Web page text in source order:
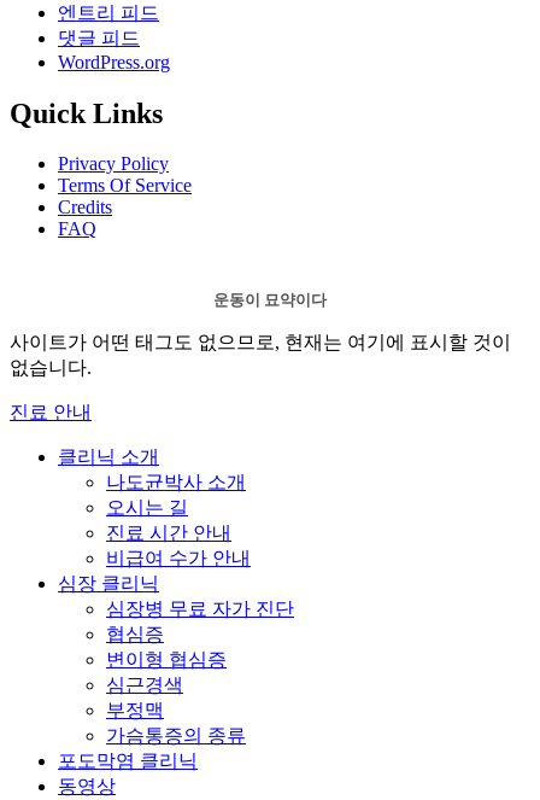
엔트리 피드
댓글 피드
WordPress.org
Quick Links
Privacy Policy
Terms Of Service
Credits
FAQ
운동이 묘약이다
사이트가 어떤 태그도 없으므로, 현재는 여기에 표시할 것이
없습니다.
진료 안내
클리닉 소개
나도균박사 소개
오시는 길
진료 시간 안내
비급여 수가 안내
심장 클리닉
심장병 무료 자가 진단
협심증
변이형 협심증
심근경색
부정맥
가슴통증의 종류
포도막염 클리닉
동영상